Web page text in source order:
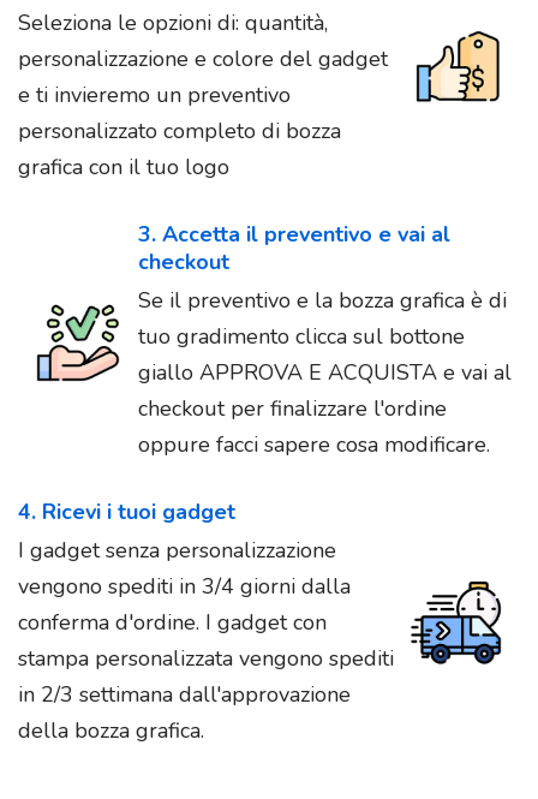
Seleziona le opzioni di: quantità,
personalizzazione e colore del gadget
e ti invieremo un preventivo
personalizzato completo di bozza
grafica con il tuo logo
3. Accetta il preventivo e vai al
checkout
Se il preventivo e la bozza grafica è di
tuo gradimento clicca sul bottone
giallo APPROVA E ACQUISTA e vai al
checkout per finalizzare l'ordine
oppure facci sapere cosa modificare.
4. Ricevi i tuoi gadget
I gadget senza personalizzazione
vengono spediti in 3/4 giorni dalla
conferma d'ordine. I gadget con
stampa personalizzata vengono spediti
in 2/3 settimana dall'approvazione
della bozza grafica.